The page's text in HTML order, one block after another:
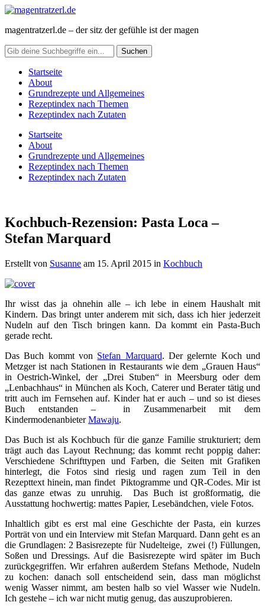
magentratzerl.de – der sitz der gefühle ist der magen
Startseite
About
Grundrezepte und Allgemeines
Rezeptindex nach Themen
Rezeptindex nach Zutaten
Startseite
About
Grundrezepte und Allgemeines
Rezeptindex nach Themen
Rezeptindex nach Zutaten
Kochbuch-Rezension: Pasta Loca –
Stefan Marquard
Erstellt von Susanne am 15. April 2015 in Kochbuch
Ihr wisst das ja ohnehin alle – ich lebe in einem Haushalt mit
Kindern. Das bringt unter anderem mit sich, dass ich hier jederzeit
Nudeln auf den Tisch bringen kann. Da kommt ein Pasta-Buch
gerade recht.
Das Buch kommt von Stefan Marquard. Der gelernte Koch und
Metzger ist nach Stationen in Restaurants wie dem „Grauen Haus“
in Oestrich-Winkel, der „Drei Stuben“ in Meersburg oder dem
„Lenbachhaus“ in München als Koch, Caterer und Berater tätig und
tritt auch im Fernsehen auf. Kinder hat er auch – und so ist dieses
Buch entstanden – in Zusammenarbeit mit dem
KindermodenanbieterMawaju.
Das Buch ist als Kochbuch für die ganze Familie strukturiert; dem
trägt auch das Layout Rechnung; das kommt recht poppig daher:
Verschiedene Schrifttypen und Farben, die Seiten mit Grafiken
hinterlegt, die Fotos sind riesig und ragen zum Teil in den
Rezepttext hinein, man findet Piktogramme und QR-Codes. Mir ist
das ganze etwas zu unruhig. Das Buch ist großformatig, die
Ausstattung hochwertig: mattes Papier, Lesebändchen, viele Fotos.
Inhaltlich gibt es erst mal eine Geschichte der Pasta, ein kurzes
Porträt von und ein Interview mit Stefan Marquard. Dann geht es an
die Grundlagen: 2 Basisrezepte für Nudelteige, zwei (!) Füllungen,
Soßen und Dressings. Auf die Basisrezepte wird später im Buch
zurückgegriffen. Wir erfahren außerdem Stefans Methode, Nudeln
zu kochen: danach soll entscheidend sein, dass man möglichst
wenig Wasser nimmt, am besten halb so viel Wasser wie Nudeln.
Ich gestehe – ich war nicht mutig genug, das auszuprobieren.